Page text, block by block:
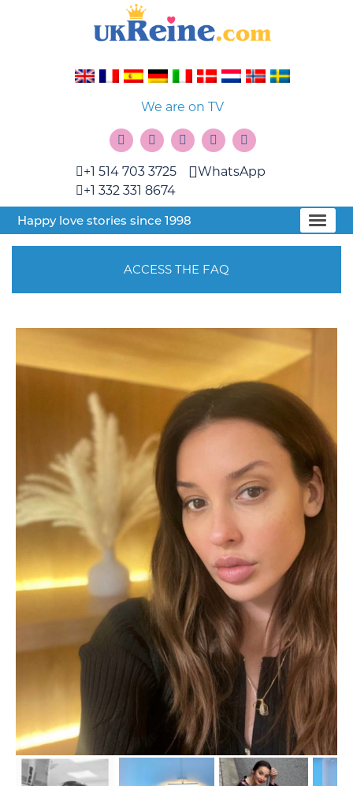
We are on TV
+1 514 703 3725
+1 332 331 8674
WhatsApp
Happy love stories since 1998
ACCESS THE FAQ